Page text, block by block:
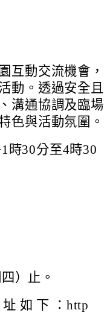
互動交流機會，
動。透過安全且
溝通協調及臨場
色與活動氛圍。
時30分至4時30
）止。
如 下 ：http